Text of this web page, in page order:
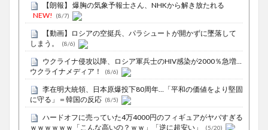
【朗報】 爆胸の気象予報士さん、NHKから解き放たれる
NEW!
(8/7)
【動画】ロシアの空挺兵、パラシュートが開かずに墜落して
しまう。
(8/6)
ウクライナ侵攻以降、ロシア軍兵士のHIV感染が2000％急増…
ウクライナメディア！
(8/6)
李在明大統領、日本原爆投下80周年…「平和の価値をより堅固
に守る」＝韓国の反応 (8/5)
ハードオフに売っていた4万4000円のフィギュアがヤバすぎる
ｗｗｗｗｗｗ「こんな高いの？ｗｗ」「逆に超安い」
(5/20)